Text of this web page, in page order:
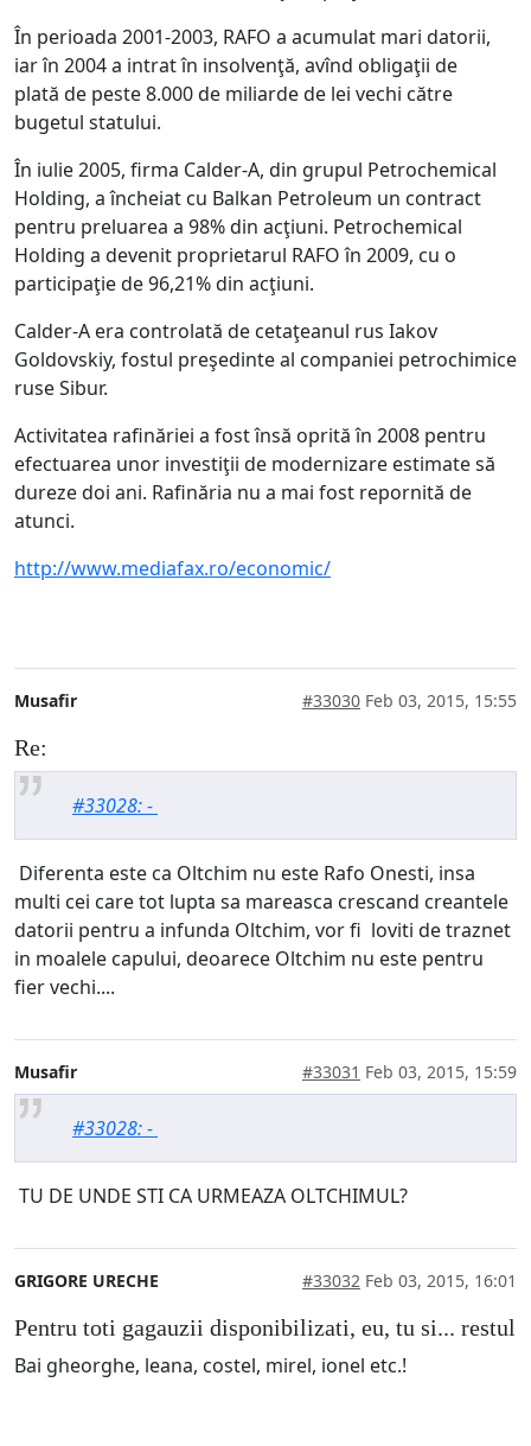
În perioada 2001-2003, RAFO a acumulat mari datorii,
iar în 2004 a intrat în insolvenţă, avînd obligaţii de
plată de peste 8.000 de miliarde de lei vechi către
bugetul statului.
În iulie 2005, firma Calder-A, din grupul Petrochemical
Holding, a încheiat cu Balkan Petroleum un contract
pentru preluarea a 98% din acţiuni. Petrochemical
Holding a devenit proprietarul RAFO în 2009, cu o
participaţie de 96,21% din acţiuni.
Calder-A era controlată de cetaţeanul rus Iakov
Goldovskiy, fostul preşedinte al companiei petrochimice
ruse Sibur.
Activitatea rafinăriei a fost însă oprită în 2008 pentru
efectuarea unor investiţii de modernizare estimate să
dureze doi ani. Rafinăria nu a mai fost repornită de
atunci.
http://www.mediafax.ro/economic/
Musafir #33030 Feb 03, 2015, 15:55
Re:
#33028: -
Diferenta este ca Oltchim nu este Rafo Onesti, insa
multi cei care tot lupta sa mareasca crescand creantele
datorii pentru a infunda Oltchim, vor fi loviti de traznet
in moalele capului, deoarece Oltchim nu este pentru
fier vechi....
Musafir #33031 Feb 03, 2015, 15:59
#33028: -
TU DE UNDE STI CA URMEAZA OLTCHIMUL?
GRIGORE URECHE #33032 Feb 03, 2015, 16:01
Pentru toti gagauzii disponibilizati, eu, tu si... restul
Bai gheorghe, leana, costel, mirel, ionel etc.!